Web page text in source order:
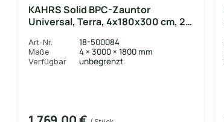
KAHRS Solid BPC-Zauntor
Universal, Terra, 4x180x300 cm, 2-
Art-Nr. 18-500084
Maße 4 × 3000 × 1800 mm
Verfügbar unbegrenzt